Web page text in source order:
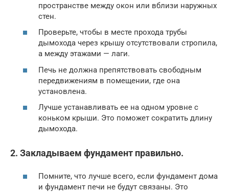
пространстве между окон или вблизи наружных
стен.
Проверьте, чтобы в месте прохода трубы
дымохода через крышу отсутствовали стропила,
а между этажами — лаги.
Печь не должна препятствовать свободным
передвижениям в помещении, где она
установлена.
Лучше устанавливать ее на одном уровне с
коньком крыши. Это поможет сократить длину
дымохода.
2. Закладываем фундамент правильно.
Помните, что лучше всего, если фундамент дома
и фундамент печи не будут связаны. Это